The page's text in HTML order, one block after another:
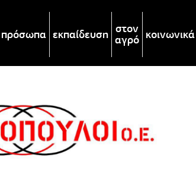
πρόσωπα εκπαίδευση στον
αγρό κοινωνικά